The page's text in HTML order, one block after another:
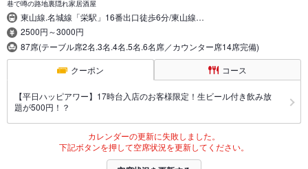
巷で噂の路地裏隠れ家居酒屋
東山線.名城線「栄駅」16番出口徒歩6分/東山線…
2500円～3000円
87席(テーブル席2名.3名.4名.5名.6名席／カウンター席14席完備)
クーポン コース
【平日ハッピアワー】17時台入店のお客様限定！生ビール付き飲み放
題が500円！？
カレンダーの更新に失敗しました。
下記ボタンを押して空席状況を更新してください。